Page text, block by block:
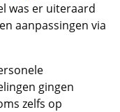
was er uiteraard
aanpassingen via
gingen
zelfs op